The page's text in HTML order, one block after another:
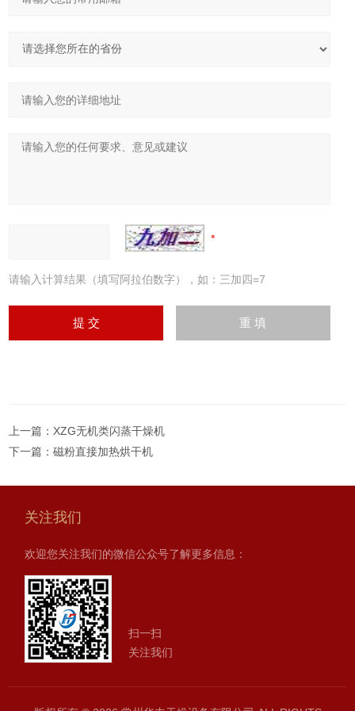
请输入计算结果（填写阿拉伯数字），如：三加四=7
上一篇：XZG无机类闪蒸干燥机
下一篇：磁粉直接加热烘干机
关注我们
欢迎您关注我们的微信公众号了解更多信息：
扫一扫
关注我们